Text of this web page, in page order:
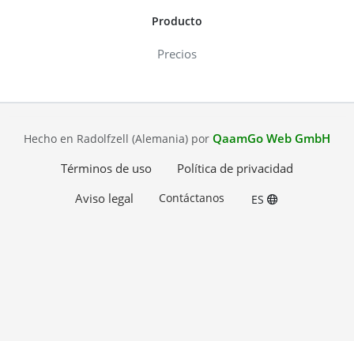
Producto
Precios
Hecho en Radolfzell (Alemania) por QaamGo Web GmbH
Términos de uso
Política de privacidad
Aviso legal
Contáctanos ES